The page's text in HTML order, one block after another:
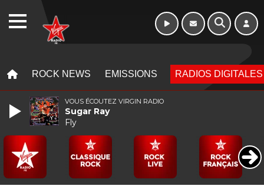
ROCK NEWS EMISSIONS RADIOS DIGITALES
VOUS ÉCOUTEZ VIRGIN RADIO
Sugar Ray
Fly
WEBRADIO